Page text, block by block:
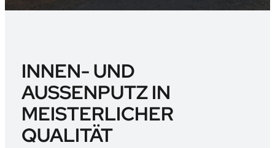
INNEN- UND
AUSSENPUTZ IN M
EISTERLICHER Q
UALITÄT